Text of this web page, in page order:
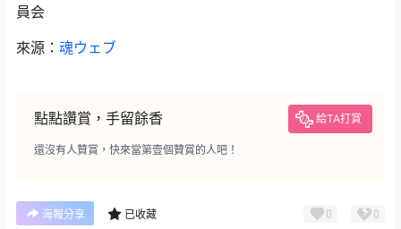
員会
來源： 魂ウェブ
點點讚賞，手留餘香 給TA打賞
還沒有人贊賞，快來當第壹個贊賞的人吧！
海報分享 已收藏 0 0